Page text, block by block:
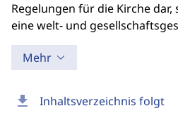
download Inhaltsverzeichnis folgt
Regelungen für die Kirche
eine welt- und
Mehr